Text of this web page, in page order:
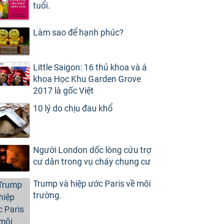
tuổi.
Làm sao để hạnh phúc?
Little Saigon: 16 thủ khoa và á
khoa Học Khu Garden Grove
2017 là gốc Việt
10 lý do chịu đau khổ
Người London dốc lòng cứu trợ
cư dân trong vụ cháy chung cư
Trump và hiệp ước Paris về môi
trường.